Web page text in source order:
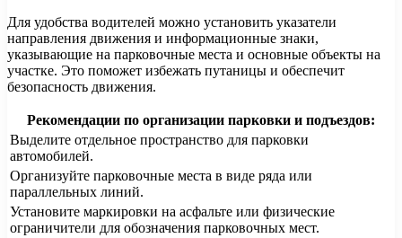
Для удобства водителей можно установить указатели
направления движения и информационные знаки,
указывающие на парковочные места и основные объекты на
участке. Это поможет избежать путаницы и обеспечит
безопасность движения.
Рекомендации по организации парковки и подъездов:
Выделите отдельное пространство для парковки
автомобилей.
Организуйте парковочные места в виде ряда или
параллельных линий.
Установите маркировки на асфальте или физические
ограничители для обозначения парковочных мест.